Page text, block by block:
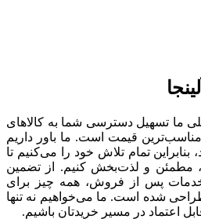
ما تسهیل دسترسی شما به کالاهای
قیمت است. ما باور داریم
بنابراین تمام تلاش خود را می‌کنیم تا
مطمئن و لذت‌بخش کنیم. از تضمین
خدمات پس از فروش، همه چیز برای
شده است. ما می‌خواهیم نه تنها
اعتماد در مسیر خریدتان باشیم.